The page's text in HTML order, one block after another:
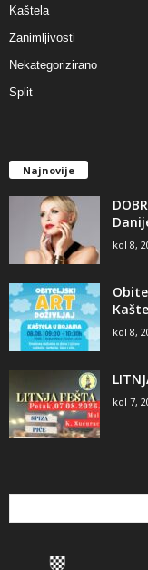
Kaštela
Zanimljivosti
Nekategorizirano
Split
Najnovije
kol 8,
kol 8,
kol 7,